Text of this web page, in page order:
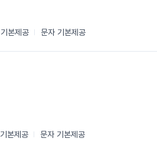
기본제공 문자 기본제공
기본제공 문자 기본제공